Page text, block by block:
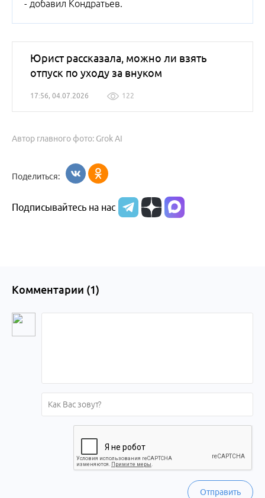
- добавил Кондратьев.
Юрист рассказала, можно ли взять
отпуск по уходу за внуком
17:56, 04.07.2026 122
Автор главного фото: Grok AI
Поделиться:
Подписывайтесь на нас
Комментарии (1)
Отправить